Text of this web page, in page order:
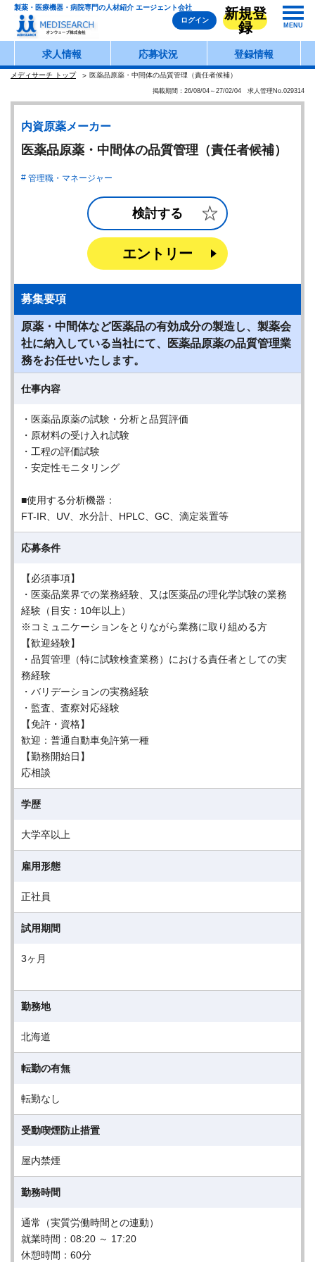
製薬・医療機器・病院専門の人材紹介 エージェント会社
ログイン
新規登
録
MENU
求人情報 応募状況 登録情報
メディサーチ トップ 医薬品原薬・中間体の品質管理（責任者候補）
掲載期間：26/08/04～27/02/04 求人管理No.029314
内資原薬メーカー
医薬品原薬・中間体の品質管理（責任者候補）
管理職・マネージャー
検討する
エントリー
募集要項
原薬・中間体など医薬品の有効成分の製造し、製薬会
社に納入している当社にて、医薬品原薬の品質管理業
務をお任せいたします。
仕事内容
・医薬品原薬の試験・分析と品質評価
・原材料の受け入れ試験
・工程の評価試験
・安定性モニタリング
■使用する分析機器：
FT-IR、UV、水分計、HPLC、GC、滴定装置等
応募条件
【必須事項】
・医薬品業界での業務経験、又は医薬品の理化学試験の業務
経験（目安：10年以上）
※コミュニケーションをとりながら業務に取り組める方
【歓迎経験】
・品質管理（特に試験検査業務）における責任者としての実
務経験
・バリデーションの実務経験
・監査、査察対応経験
【免許・資格】
歓迎：普通自動車免許第一種
【勤務開始日】
応相談
学歴
大学卒以上
雇用形態
正社員
試用期間
3ヶ月
勤務地
北海道
転勤の有無
転勤なし
受動喫煙防止措置
屋内禁煙
勤務時間
通常（実質労働時間との連動）
就業時間：08:20 ～ 17:20
休憩時間：60分